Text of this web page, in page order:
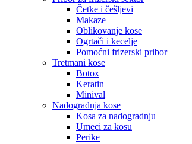
Četke i češljevi
Makaze
Oblikovanje kose
Ogrtači i kecelje
Pomoćni frizerski pribor
Tretmani kose
Botox
Keratin
Minival
Nadogradnja kose
Kosa za nadogradnju
Umeci za kosu
Perike